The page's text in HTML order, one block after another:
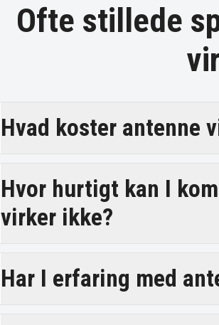
Ofte stillede
Hvad koster antenne
Hvor hurtigt kan I
virker ikke?
Har I erfaring med